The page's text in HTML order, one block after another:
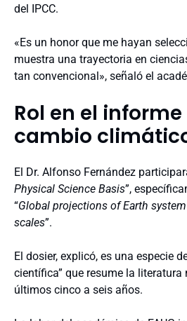
del IPCC.
«Es un honor que me hayan
muestra una trayectoria en
tan convencional», señaló el
Rol en el
cambio
El Dr. Alfonso Fernández
Physical Science Basis”,
“Global projections of Earth
scales”.
El dosier, explicó, es una especie
científica” que resume la literatura
últimos cinco a seis años.